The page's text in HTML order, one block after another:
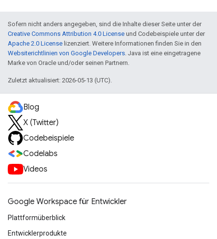
Sofern nicht anders angegeben, sind die Inhalte dieser Seite unter der
Creative Commons Attribution 4.0 License und Codebeispiele unter der
Apache 2.0 License lizenziert. Weitere Informationen finden Sie in den
Websiterichtlinien von Google Developers. Java ist eine eingetragene
Marke von Oracle und/oder seinen Partnern.
Zuletzt aktualisiert: 2026-05-13 (UTC).
Blog
X (Twitter)
Codebeispiele
Codelabs
Videos
Google Workspace für Entwickler
Plattformüberblick
Entwicklerprodukte